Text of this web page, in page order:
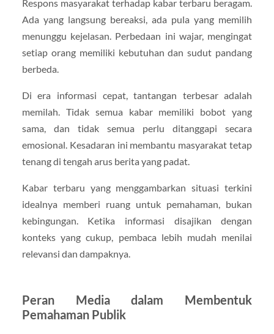
Respons masyarakat terhadap kabar terbaru beragam.
Ada yang langsung bereaksi, ada pula yang memilih
menunggu kejelasan. Perbedaan ini wajar, mengingat
setiap orang memiliki kebutuhan dan sudut pandang
berbeda.
Di era informasi cepat, tantangan terbesar adalah
memilah. Tidak semua kabar memiliki bobot yang
sama, dan tidak semua perlu ditanggapi secara
emosional. Kesadaran ini membantu masyarakat tetap
tenang di tengah arus berita yang padat.
Kabar terbaru yang menggambarkan situasi terkini
idealnya memberi ruang untuk pemahaman, bukan
kebingungan. Ketika informasi disajikan dengan
konteks yang cukup, pembaca lebih mudah menilai
relevansi dan dampaknya.
Peran Media dalam Membentuk
Pemahaman Publik